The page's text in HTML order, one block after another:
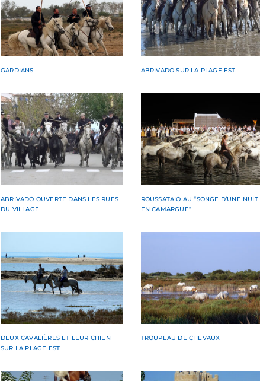
GARDIANS ABRIVADO SUR LA PLAGE EST
ABRIVADO OUVERTE DANS LES RUES
DU VILLAGE
ROUSSATAIO AU “SONGE D’UNE NUIT
EN CAMARGUE”
DEUX CAVALIÈRES ET LEUR CHIEN
SUR LA PLAGE EST
TROUPEAU DE CHEVAUX